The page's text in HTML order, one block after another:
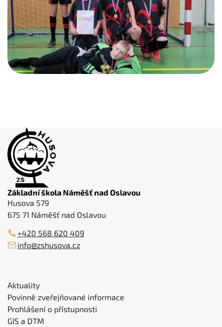
Základní škola Náměšť nad Oslavou
Husova 579
675 71 Náměšť nad Oslavou
+420 568 620 409
info@zshusova.cz
Aktuality
Povinně zveřejňované informace
Prohlášení o přístupnosti
GIS a DTM